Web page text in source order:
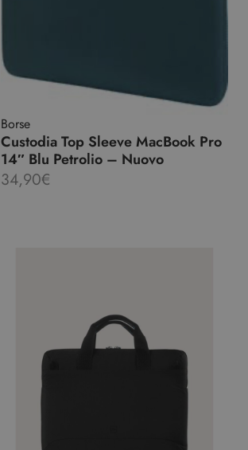
Borse
Custodia Top Sleeve MacBook Pro
14″ Blu Petrolio – Nuovo
34,90€